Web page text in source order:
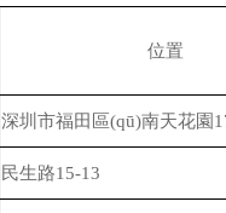
位置
深圳市福田區(qū)南天花園
民生路15-13